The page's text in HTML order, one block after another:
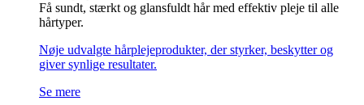
Få sundt, stærkt og glansfuldt hår med effektiv pleje til alle
hårtyper.
Nøje udvalgte hårplejeprodukter, der styrker, beskytter og
giver synlige resultater.
Se mere